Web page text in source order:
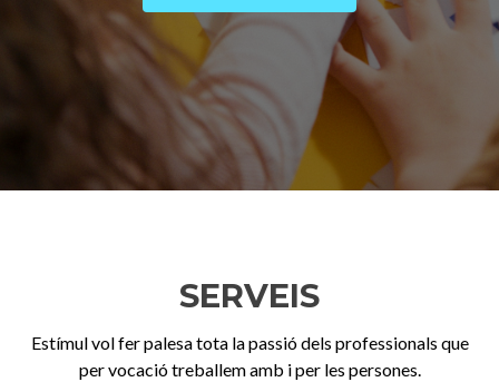
SERVEIS
Estímul vol fer palesa tota la passió dels professionals que
per vocació treballem amb i per les persones.